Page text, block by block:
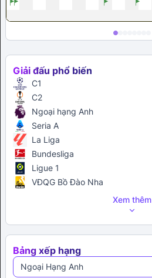
Giải đấu phổ biến
C1
C2
Ngoại hạng Anh
Seria A
La Liga
Bundesliga
Ligue 1
VĐQG Bồ Đào Nha
Xem thêm
Bảng xếp hạng
Ngoại Hạng Anh